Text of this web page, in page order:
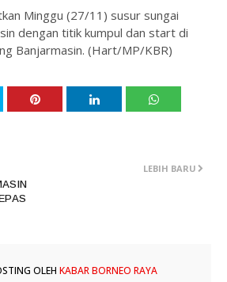
Minggu (27/11) susur sungai
dengan titik kumpul dan start di
Banjarmasin. (Hart/MP/KBR)
LEBIH BARU
OLEH KABAR BORNEO RAYA